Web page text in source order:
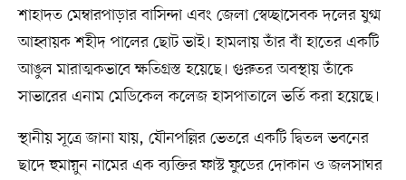
শাহাদত মেম্বারপাড়ার বাসিন্দা এবং জেলা স্বেচ্ছাসেবক দলের যুগ্ম
আহ্বায়ক শহীদ পালের ছোট ভাই। হামলায় তাঁর বাঁ হাতের একটি
আঙুল মারাত্মকভাবে ক্ষতিগ্রস্ত হয়েছে। গুরুতর অবস্থায় তাঁকে
সাভারের এনাম মেডিকেল কলেজ হাসপাতালে ভর্তি করা হয়েছে।
স্থানীয় সূত্রে জানা যায়, যৌনপল্লির ভেতরে একটি দ্বিতল ভবনের
ছাদে হুমায়ুন নামের এক ব্যক্তির ফাস্ট ফুডের দোকান ও জলসাঘর